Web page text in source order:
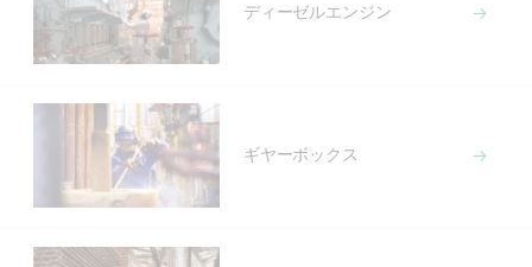
ディーゼルエンジン
ギヤーボックス